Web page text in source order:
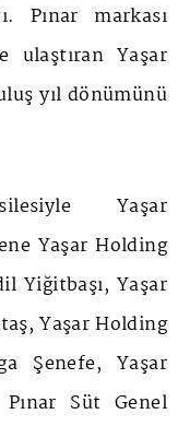
Pınar markası
Yaşar
yıl dönümünü
Yaşar
Yaşar Holding
Yiğitbaşı, Yaşar
Yaşar Holding
Şenefe, Yaşar
Pınar Süt Genel